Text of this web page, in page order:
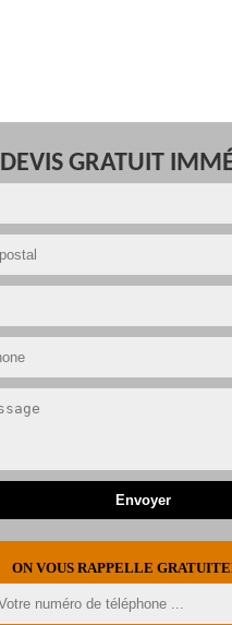
DEVIS GRATUIT
ON VOUS RAPPELLE